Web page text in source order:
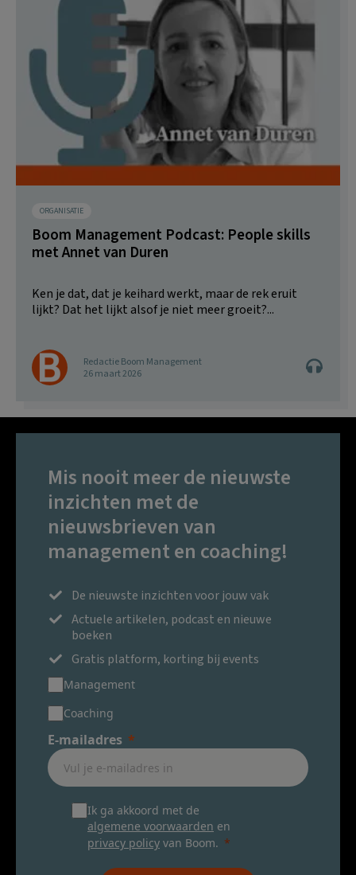
ORGANISATIE
Boom Management Podcast: People skills
met Annet van Duren
Ken je dat, dat je keihard werkt, maar de rek eruit
lijkt? Dat het lijkt alsof je niet meer groeit?...
Redactie Boom Management
26 maart 2026
Mis nooit meer de nieuwste
inzichten met de
nieuwsbrieven van
management en coaching!
De nieuwste inzichten voor jouw vak
Actuele artikelen, podcast en nieuwe
boeken
Gratis platform, korting bij events
Management
Coaching
E-mailadres
Ik ga akkoord met de
algemene voorwaarden en
privacy policy van Boom.